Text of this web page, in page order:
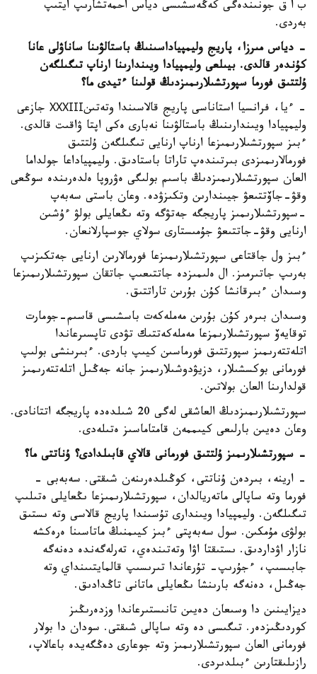
ب ا ق جونىندەگى كەڭەسشىسى دياس احمەتشارىپ ايتىپ
بەردى.
- دياس مىرزا، پاريج وليمپياداسىنىڭ باستالۋىنا ساناۋلى عانا
كۇندەر قالدى. بيىلعى وليمپيادا ويىندارىنا ارناپ تىگىلگەن
ۇلتتىق فورما سپورتشىلارىمىزدىڭ قولىنا ءتيدى ما؟
- ءيا، فرانسيا استاناسى پاريج قالاسىندا وتەتىنХХХІІІ جازعى
وليمپيادا ويىندارىنىڭ باستالۋىنا نەبارى ەكى اپتا ۋاقىت قالدى.
ءبىز سپورتشىلارىمىزعا ارناپ ارنايى تىگىلگەن ۇلتتىق
فورمالارىمىزدى بىرتىندەپ تاراتا باستادىق. وليمپياداعا جولداما
العان سپورتشىلارىمىزدىڭ باسىم بولىگى ەۋروپا ەلدەرىندە سوڭعى
وقۋ-جاۆتتىعۋ جيىندارىن وتكىزۋدە. وعان باستى سەبەپ
-سپورتشىلارىمىز پاريجگە جەتۋگە وتە ىڭعايلى بولۋ ءۇشىن
ارنايى وقۋ-جاتتىعۋ جۇمىستارى سولاي جوسپارلانعان.
ءبىز ول جاقتاعى سپورتشىلارىمىزعا فورمالارىن ارنايى جەتكىزىپ
بەرىپ جاتىرمىز. ال ەلىمىزدە جاتتىعىپ جاتقان سپورتشىلارىمىزعا
وسىدان ءبىرقانشا كۇن بۇرىن تاراتتىق.
وسىدان بىرەر كۇن بۇرىن مەملەكەت باسشىسى قاسىم-جومارت
توقايەۆ سپورتشىلارىمزعا مەملەكەتتىك تۋدى تاپسىرعاندا
اتلەتتەرىمىز سپورتتىق فورماسىن كيىپ باردى. ءبىرىنشى بولىپ
فورمانى بوكسشىلار، دزيۋدوشىلارىمىز جانە جەڭىل اتلەتتەرىمىز
قولدارىنا العان بولاتىن.
سپورتشىلارىمىزدىڭ العاشقى لەگى 20 شىلدەدە پاريجگە اتتانادى.
وعان دەيىن بارلىعى كيىممەن قامتاماسىز ەتىلەدى.
- سپورتشىلارىمىز ۇلتتىق فورمانى قالاي قابىلدادى؟ ۇناتتى ما؟
- ارينە، بىردەن ۇناتتى، كوڭىلدەرىنەن شىقتى. سەبەبى -
فورما وتە ساپالى ماتەريالدان، سپورتشىلارىمىزعا ىڭعايلى ەتىلىپ
تىگىلگەن. وليمپيادا ويىندارى تۇسىندا پاريج قالاسى وتە ىستىق
بولۋى مۇمكىن. سول سەبەپتى ءبىز كيىمنىڭ ماتاسىنا ەرەكشە
نازار اۋداردىق. ىستىقتا اۋا وتەتىندەي، تەرلەگەندە دەنەگە
جابىسىپ، ءجۇرىپ- تۇرعاندا تىرىسىپ قالمايتىىنداي وتە
جەڭىل، دەنەگە بارىنشا ىڭعايلى ماتانى تاڭدادىق.
ديزايىنىن دا وسىعان دەيىن تانىستىرعاندا وزدەرىڭىز
كوردىڭىزدەر. تىگىسى دە وتە ساپالى شىقتى. سودان دا بولار
فورمانى العان سپورتشىلارىمىز وتە جوعارى دەڭگەيدە باعالاپ،
رازىلىقتارىن ءبىلدىردى.